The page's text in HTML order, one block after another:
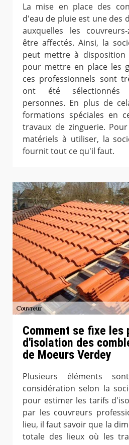
La mise en place des
d'eau de pluie est une des
auxquelles les
être affectés. Ainsi, la
peut mettre à disposition
pour mettre en place les
ces professionnels sont
ont été sélectionnés
personnes. En plus de
formations spéciales en
travaux de zinguerie.
matériels à utiliser, la
fournit tout ce qu'il faut.
Comment se fixe les
d'isolation des
de Moeurs Verdey
Plusieurs éléments
considération selon la
pour estimer les tarifs
par les couvreurs
lieu, il faut savoir que la
totale des lieux où les